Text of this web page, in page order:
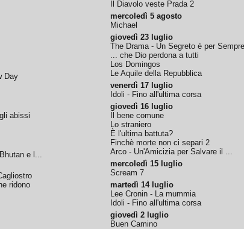
Day
abissi
e l...
ridono
Il Diavolo veste Prada 2
mercoledì 5 agosto
Michael
giovedì 23 luglio
The Drama - Un Segreto è per Sempre
... che Dio perdona a tutti
Los Domingos
Le Aquile della Repubblica
venerdì 17 luglio
Idoli - Fino all'ultima corsa
giovedì 16 luglio
Il bene comune
Lo straniero
È l'ultima battuta?
Finchè morte non ci separi 2
Arco - Un'Amicizia per Salvare il ...
mercoledì 15 luglio
Scream 7
martedì 14 luglio
Lee Cronin - La mummia
Idoli - Fino all'ultima corsa
giovedì 2 luglio
Buen Camino